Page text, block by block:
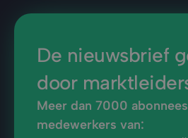
De nieuwsbrief
door
Meer dan 7000
medewerkers van: